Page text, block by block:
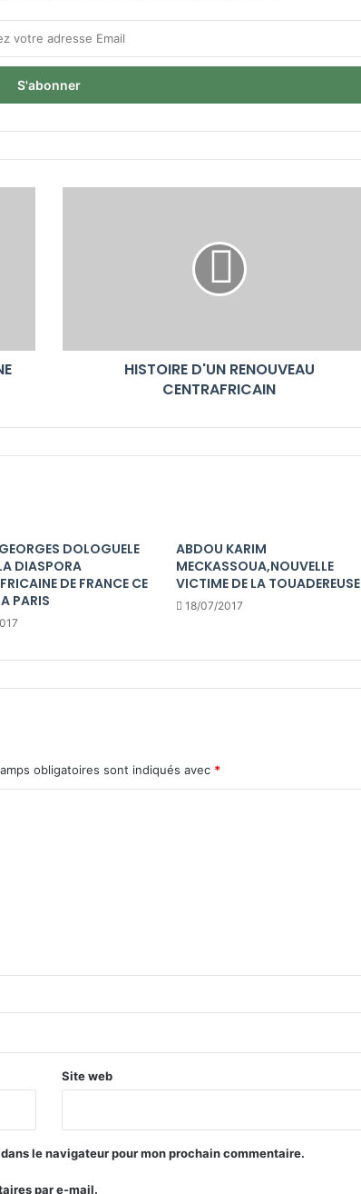
HISTOIRE D'UN RENOUVEAU
CENTRAFRICAIN
DOLOGUELE
DIASPORA
DE FRANCE CE
PARIS
ABDOU KARIM
MECKASSOUA,NOUVELLE
VICTIME DE LA TOUADEREUSE
18/07/2017
obligatoires sont indiqués avec *
Site web
le navigateur pour mon prochain commentaire.
par e-mail.